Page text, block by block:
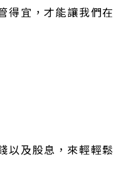
得宜，才能讓我們
以及股息，來輕輕